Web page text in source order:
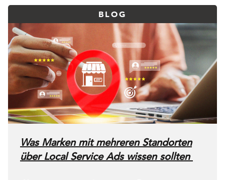
BLOG
Was Marken mit mehreren Standorten
über Local Service Ads wissen sollten